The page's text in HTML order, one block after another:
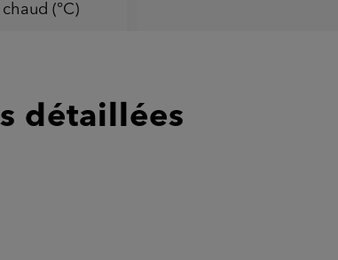
(°C)
détaillées